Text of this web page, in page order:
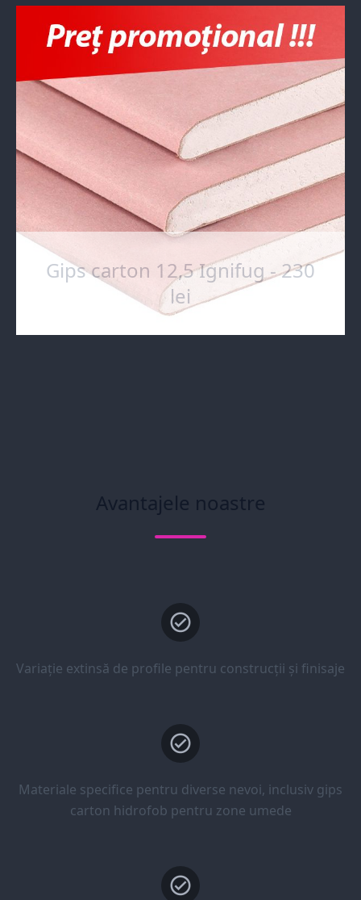
Gips carton 12,5 Ignifug - 230
lei
Avantajele noastre
Variație extinsă de profile pentru construcții și finisaje
Materiale specifice pentru diverse nevoi, inclusiv gips
carton hidrofob pentru zone umede